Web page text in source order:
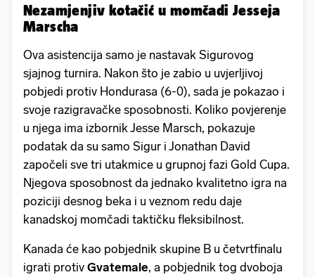
Nezamjenjiv kotačić u momčadi Jesseja
Marscha
Ova asistencija samo je nastavak Sigurovog
sjajnog turnira. Nakon što je zabio u uvjerljivoj
pobjedi protiv Hondurasa (6-0), sada je pokazao i
svoje razigravačke sposobnosti. Koliko povjerenje
u njega ima izbornik Jesse Marsch, pokazuje
podatak da su samo Sigur i Jonathan David
započeli sve tri utakmice u grupnoj fazi Gold Cupa.
Njegova sposobnost da jednako kvalitetno igra na
poziciji desnog beka i u veznom redu daje
kanadskoj momčadi taktičku fleksibilnost.
Kanada će kao pobjednik skupine B u četvrtfinalu
igrati protiv Gvatemale, a pobjednik tog dvoboja